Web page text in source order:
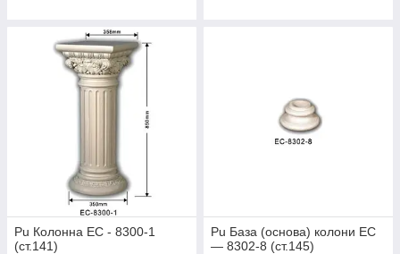
Pu Колонна EC - 8300-1
(ст.141)
Pu База (основа) колони EC
— 8302-8 (ст.145)